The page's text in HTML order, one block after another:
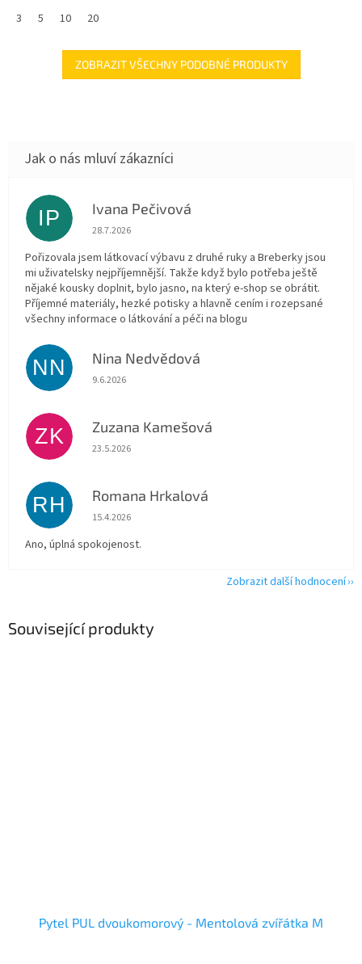
Související produkty
Pytel PUL dvoukomorový - Mentolová zvířátka M
3 5 10 20
ZOBRAZIT VŠECHNY PODOBNÉ PRODUKTY
IP Ivana Pečivová
Hodnocení obchodu je 5 z 5 hvězdiček.
28.7.2026
Pořizovala jsem látkovací výbavu z druhé ruky a Breberky jsou
mi uživatelsky nejpříjemnější. Takže když bylo potřeba ještě
nějaké kousky doplnit, bylo jasno, na který e-shop se obrátit.
Příjemné materiály, hezké potisky a hlavně cením i rozepsané
všechny informace o látkování a péči na blogu
NN Nina Nedvědová
Hodnocení obchodu je 5 z 5 hvězdiček.
9.6.2026
ZK Zuzana Kamešová
Hodnocení obchodu je 5 z 5 hvězdiček.
23.5.2026
RH Romana Hrkalová
Hodnocení obchodu je 5 z 5 hvězdiček.
15.4.2026
Ano, úplná spokojenost.
Zobrazit další hodnocení